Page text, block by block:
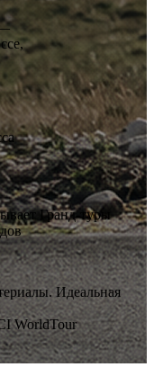
Гранд-туры
Идеальная
WorldTour